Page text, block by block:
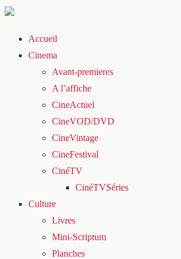
Accueil
Cinema
Avant-premieres
A l’affiche
CineActuel
CineVOD/DVD
CineVintage
CineFestival
CinéTV
CinéTVSéries
Culture
Livres
Mini-Scriptum
Planches